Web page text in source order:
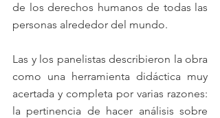
de los derechos humanos de todas las
personas alrededor del mundo.
Las y los panelistas describieron la obra
como una herramienta didáctica muy
acertada y completa por varias razones:
la pertinencia de hacer análisis sobre